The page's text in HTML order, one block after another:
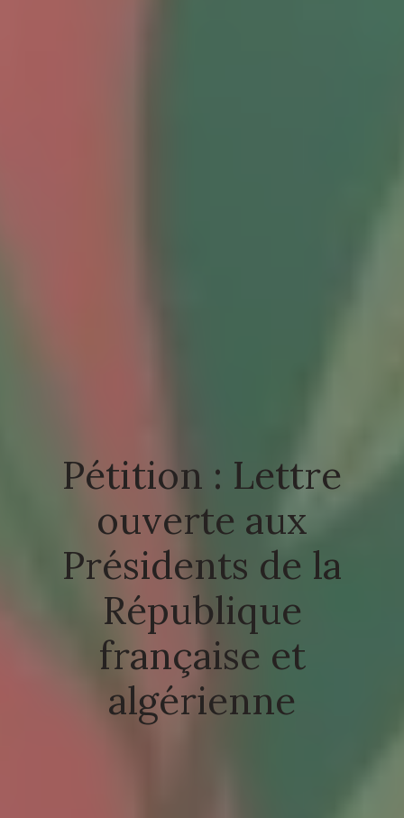
Pétition : Lettre
ouverte aux
Présidents de la
République
française et
algérienne